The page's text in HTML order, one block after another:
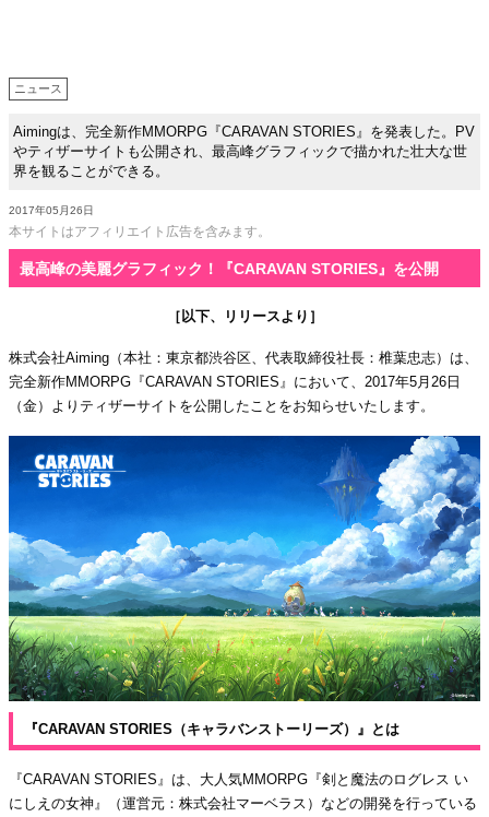
ニュース
Aimingは、完全新作MMORPG『CARAVAN STORIES』を発表した。PV
やティザーサイトも公開され、最高峰グラフィックで描かれた壮大な世
界を観ることができる。
2017年05月26日
本サイトはアフィリエイト広告を含みます。
最高峰の美麗グラフィック！『CARAVAN STORIES』を公開
［以下、リリースより］
株式会社Aiming（本社：東京都渋谷区、代表取締役社長：椎葉忠志）は、
完全新作MMORPG『CARAVAN STORIES』において、2017年5月26日
（金）よりティザーサイトを公開したことをお知らせいたします。
『CARAVAN STORIES（キャラバンストーリーズ）』とは
『CARAVAN STORIES』は、大人気MMORPG『剣と魔法のログレス い
にしえの女神』（運営元：株式会社マーベラス）などの開発を行っている